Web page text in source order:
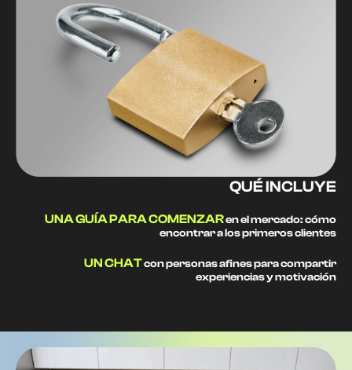
QUÉ INCLUYE
UNA GUÍA PARA COMENZARen el mercado: cómo
encontrar a los primeros clientes
UN CHATcon personas afines para compartir
experiencias y motivación